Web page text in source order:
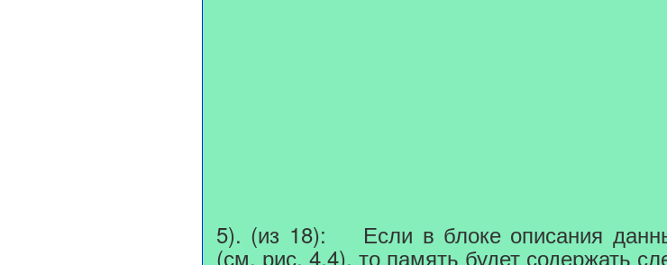
5). (из 18): Если в блоке описания
(см. рис. 4.4), то память будет содержать